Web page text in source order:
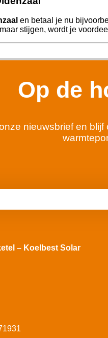
en betaal je nu
stijgen, wordt je
Op de
nieuwsbrief en
– Koelbest Solar